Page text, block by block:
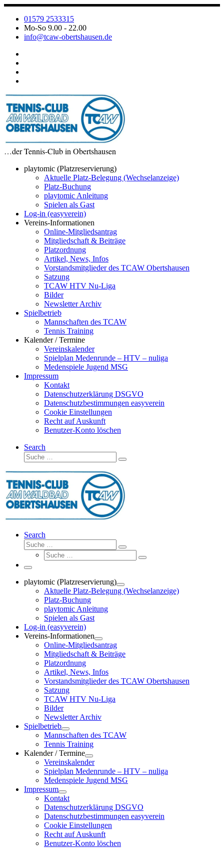
Zum
Inhalt
springen
01579 2533315
Mo-So 9.00 - 22.00
info@tcaw-obertshausen.de
…der Tennis-Club in Obertshausen
playtomic (Platzreservierung)
Aktuelle Platz-Belegung (Wechselanzeige)
Platz-Buchung
playtomic Anleitung
Spielen als Gast
Log-in (easyverein)
Vereins-Informationen
Online-Mitgliedsantrag
Mitgliedschaft & Beiträge
Platzordnung
Artikel, News, Infos
Vorstandsmitglieder des TCAW Obertshausen
Satzung
TCAW HTV Nu-Liga
Bilder
Newsletter Archiv
Spielbetrieb
Mannschaften des TCAW
Tennis Training
Kalender / Termine
Vereinskalender
Spielplan Medenrunde – HTV – nuliga
Medenspiele Jugend MSG
Impressum
Kontakt
Datenschutzerklärung DSGVO
Datenschutzbestimmungen easyverein
Cookie Einstellungen
Recht auf Auskunft
Benutzer-Konto löschen
Search
Suche
Suche
Search
Suche
Suche
Suche
Suche
Menü
playtomic (Platzreservierung)
Aktuelle Platz-Belegung (Wechselanzeige)
Platz-Buchung
playtomic Anleitung
Spielen als Gast
Log-in (easyverein)
Vereins-Informationen
Online-Mitgliedsantrag
Mitgliedschaft & Beiträge
Platzordnung
Artikel, News, Infos
Vorstandsmitglieder des TCAW Obertshausen
Satzung
TCAW HTV Nu-Liga
Bilder
Newsletter Archiv
Spielbetrieb
Mannschaften des TCAW
Tennis Training
Kalender / Termine
Vereinskalender
Spielplan Medenrunde – HTV – nuliga
Medenspiele Jugend MSG
Impressum
Kontakt
Datenschutzerklärung DSGVO
Datenschutzbestimmungen easyverein
Cookie Einstellungen
Recht auf Auskunft
Benutzer-Konto löschen